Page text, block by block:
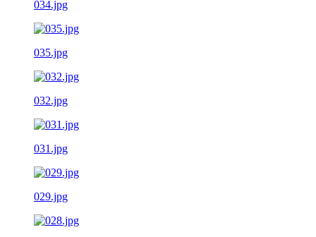
034.jpg
035.jpg
032.jpg
031.jpg
029.jpg